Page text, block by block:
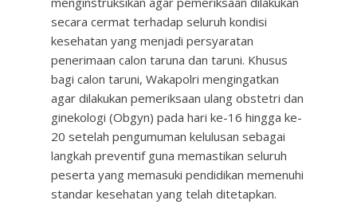
secara cermat terhadap seluruh kondisi
kesehatan yang menjadi persyaratan
penerimaan calon taruna dan taruni. Khusus
bagi calon taruni, Wakapolri mengingatkan
agar dilakukan pemeriksaan ulang obstetri dan
ginekologi (Obgyn) pada hari ke-16 hingga ke-
20 setelah pengumuman kelulusan sebagai
langkah preventif guna memastikan seluruh
peserta yang memasuki pendidikan memenuhi
standar kesehatan yang telah ditetapkan.